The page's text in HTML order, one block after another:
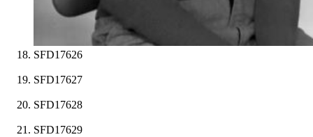
SFD17626
SFD17627
SFD17628
SFD17629